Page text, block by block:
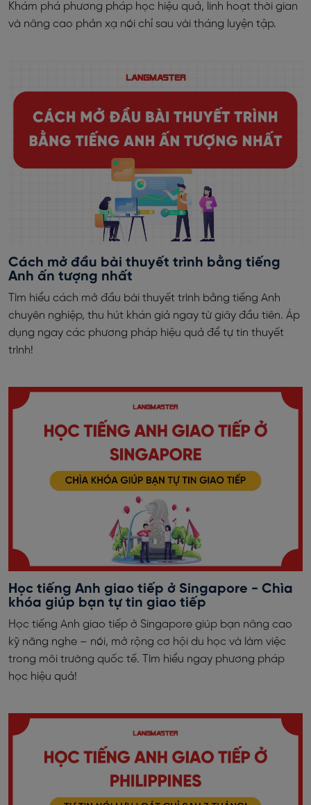
Khám phá phương pháp học hiệu quả, linh hoạt thời gian
và nâng cao phản xạ nói chỉ sau vài tháng luyện tập.
Cách mở đầu bài thuyết trình bằng tiếng
Anh ấn tượng nhất
Tìm hiểu cách mở đầu bài thuyết trình bằng tiếng Anh
chuyên nghiệp, thu hút khán giả ngay từ giây đầu tiên. Áp
dụng ngay các phương pháp hiệu quả để tự tin thuyết
trình!
Học tiếng Anh giao tiếp ở Singapore - Chìa
khóa giúp bạn tự tin giao tiếp
Học tiếng Anh giao tiếp ở Singapore giúp bạn nâng cao
kỹ năng nghe – nói, mở rộng cơ hội du học và làm việc
trong môi trường quốc tế. Tìm hiểu ngay phương pháp
học hiệu quả!